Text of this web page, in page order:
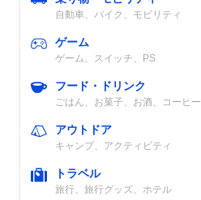
自動車、バイク、モビリティ
ゲーム
ゲーム、スイッチ、PS
フード・ドリンク
ごはん、お菓子、お酒、コーヒー
アウトドア
キャンプ、アクティビティ
トラベル
旅行、旅行グッズ、ホテル